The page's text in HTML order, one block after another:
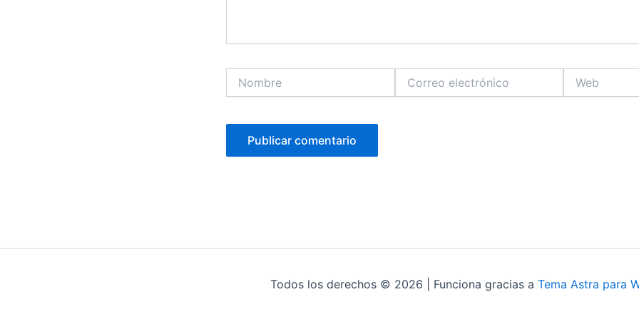
electrónico
Todos los derechos © 2026 | Funciona gracias a Tema Astra para